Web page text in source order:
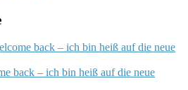
back – ich bin heiß auf die neue
back – ich bin heiß auf die neue